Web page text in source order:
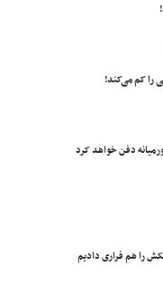
را کم می‌کند!
دفن خواهد کرد